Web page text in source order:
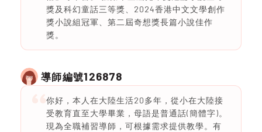
獎及科幻童話三等獎、2024香港中文文學創作
獎小說組冠軍、第二屆奇想獎長篇小說佳作
獎。
導師編號126878
你好，本人在大陸生活20多年，從小在大陸接
受教育直至大學畢業，母語是普通話(簡體字)。
現為全職補習導師，可根據需求提供教學。有